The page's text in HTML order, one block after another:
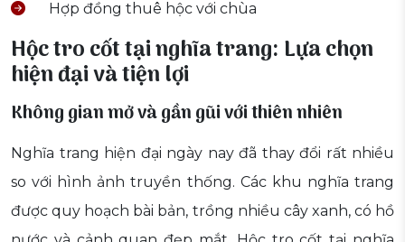
Hợp đồng thuê hộc với chùa
Hộc tro cốt tại nghĩa trang: Lựa chọn
hiện đại và tiện lợi
Không gian mở và gần gũi với thiên nhiên
Nghĩa trang hiện đại ngày nay đã thay đổi rất nhiều
so với hình ảnh truyền thống. Các khu nghĩa trang
được quy hoạch bài bản, trồng nhiều cây xanh, có hồ